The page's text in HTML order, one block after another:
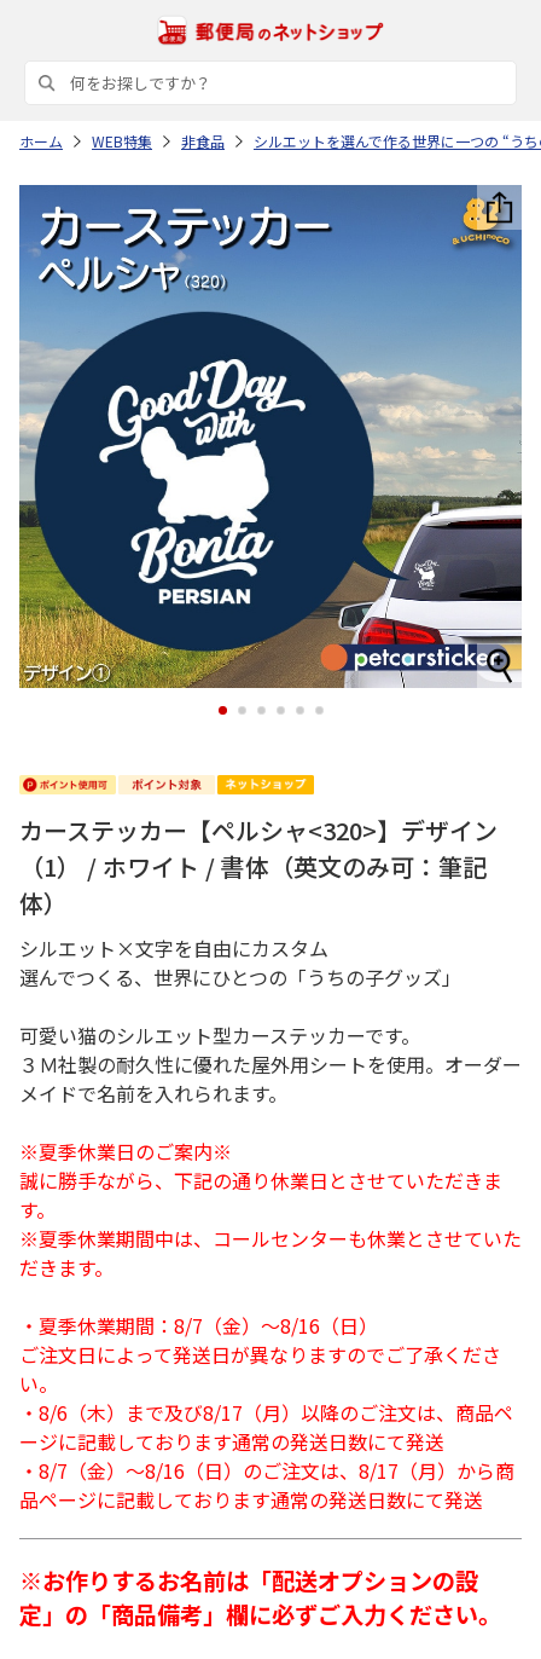
ホーム WEB特集 非食品 シルエットを選んで作る世界に一つの “う
1 2 3 4 5 6
カーステッカー【ペルシャ<320>】デザイン
（1） / ホワイト / 書体（英文のみ可：筆記
体）
シルエット×文字を自由にカスタム
選んでつくる、世界にひとつの「うちの子グッズ」
可愛い猫のシルエット型カーステッカーです。
３Ｍ社製の耐久性に優れた屋外用シートを使用。オーダー
メイドで名前を入れられます。
※夏季休業日のご案内※
誠に勝手ながら、下記の通り休業日とさせていただきま
す。
※夏季休業期間中は、コールセンターも休業とさせていた
だきます。
・夏季休業期間：8/7（金）～8/16（日）
ご注文日によって発送日が異なりますのでご了承くださ
い。
・8/6（木）まで及び8/17（月）以降のご注文は、商品ペ
ージに記載しております通常の発送日数にて発送
・8/7（金）～8/16（日）のご注文は、8/17（月）から商
品ページに記載しております通常の発送日数にて発送
※お作りするお名前は「配送オプションの設
定」の「商品備考」欄に必ずご入力ください。